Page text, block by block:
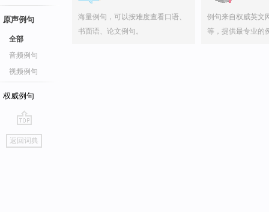
原声例句
全部
音频例句
视频例句
权威例句
go
top
返回词典
海量例句，可以按难度查看口语、
书面语、论文例句。
例句来自权威英文
等，提供最专业的